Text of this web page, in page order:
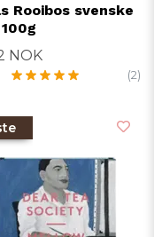
Rooibos svenske
NOK
(2)